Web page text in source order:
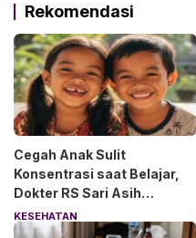
Rekomendasi
Cegah Anak Sulit
Konsentrasi saat Belajar,
Dokter RS Sari Asih
Anjurkan 6 Asupan Ini
KESEHATAN